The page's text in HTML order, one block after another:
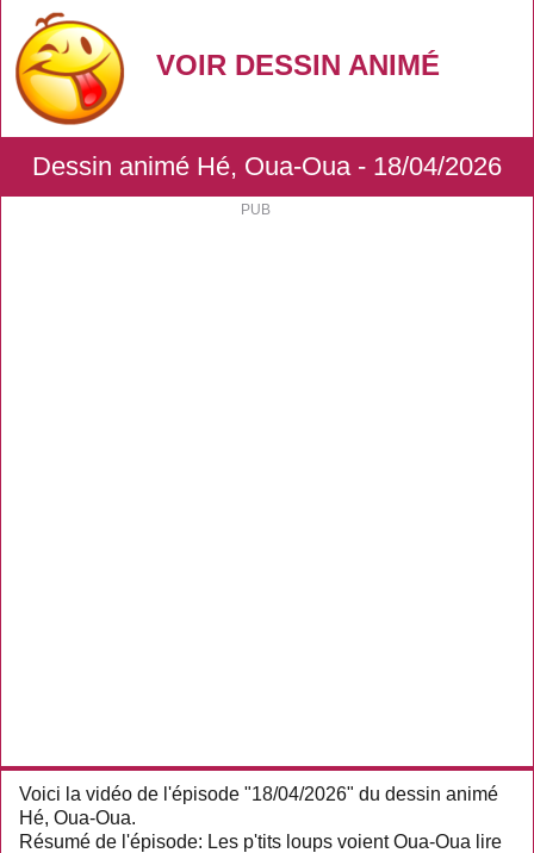
VOIR DESSIN ANIMÉ
Dessin animé Hé, Oua-Oua - 18/04/2026
Voici la vidéo de l'épisode "18/04/2026" du dessin animé
Hé, Oua-Oua.
Résumé de l'épisode: Les p'tits loups voient Oua-Oua lire